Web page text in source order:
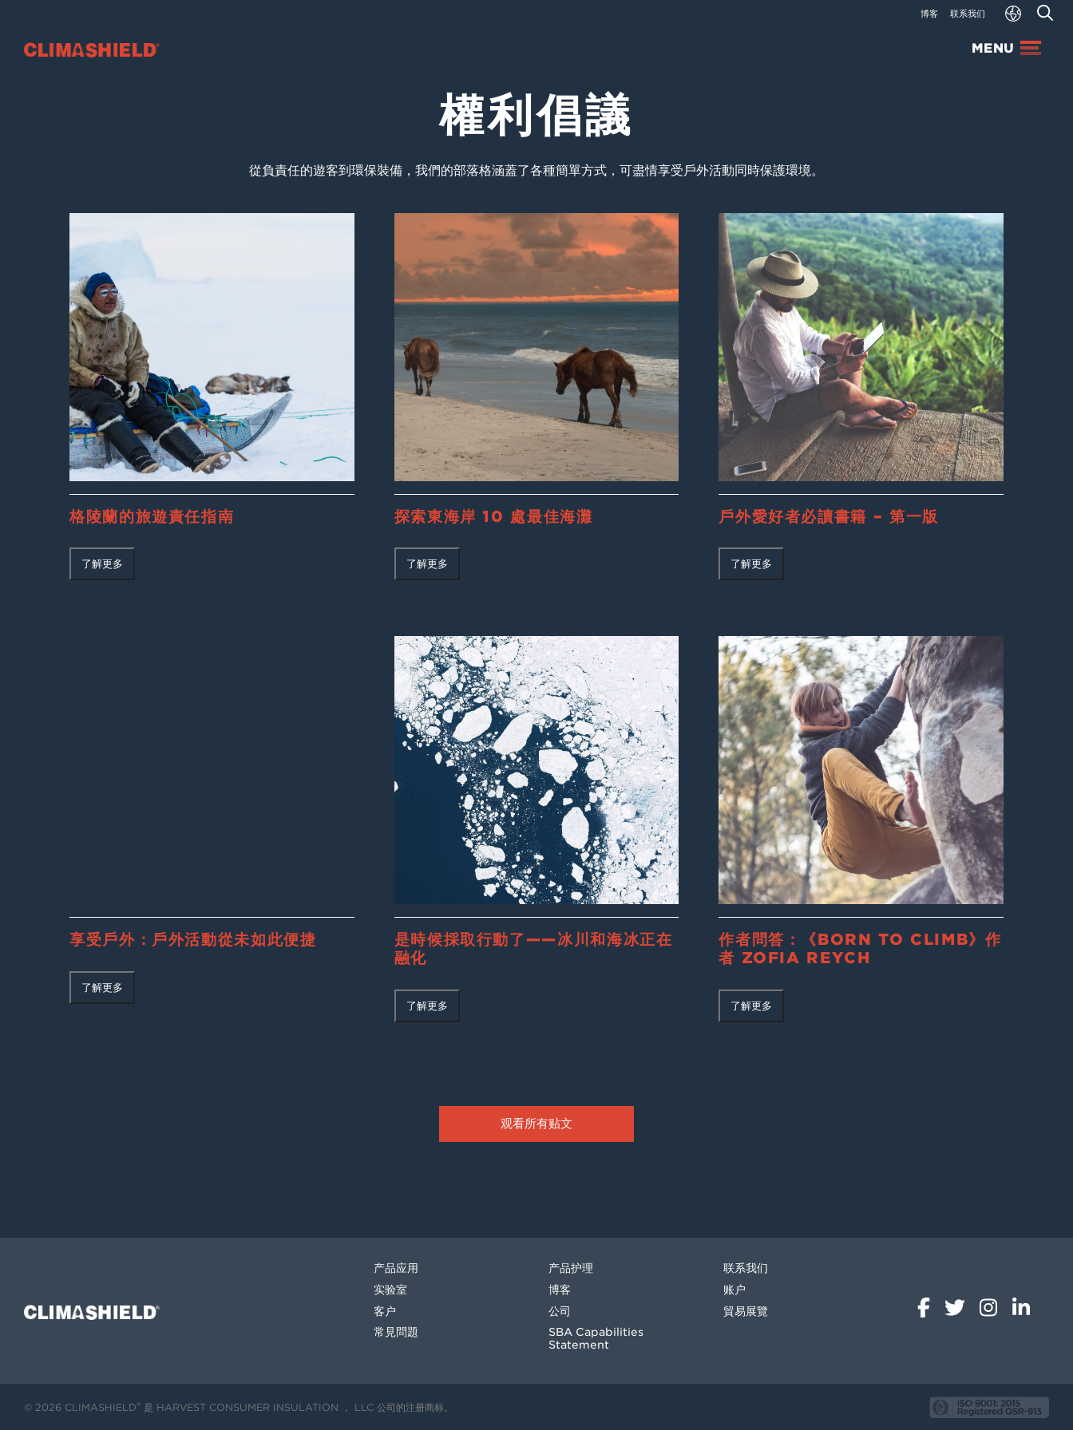
博客 联系我们
Climashield® MENU
權利倡議
從負責任的遊客到環保裝備，我們的部落格涵蓋了各種簡單方式，可盡情享受戶外活動同時保護環境。
格陵蘭的旅遊責任指南
了解更多
探索東海岸 10 處最佳海灘
了解更多
戶外愛好者必讀書籍 – 第一版
了解更多
享受戶外：戶外活動從未如此便捷
了解更多
是時候採取行動了——冰川和海冰正在
融化
了解更多
作者問答：《BORN TO CLIMB》作
者 ZOFIA REYCH
了解更多
观看所有贴文
Climashield®
产品应用
实验室
客户
常見問題
产品护理
博客
公司
SBA Capabilities
Statement
联系我们
账户
貿易展覽
© 2026 CLIMASHIELD ® 是 HARVEST CONSUMER INSULATION ， LLC 公司的注册商标。